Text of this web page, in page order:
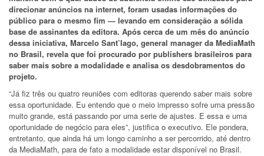
direcionar anúncios na internet, foram usadas informações do
público para o mesmo fim — levando em consideração a sólida
base de assinantes da editora. Após cerca de um mês do anúncio
dessa iniciativa, Marcelo Sant’Iago, general manager da MediaMath
no Brasil, revela que foi procurado por publishers brasileiros para
saber mais sobre a modalidade e analisa os desdobramentos do
projeto.
“Já fiz três ou quatro reuniões com editoras querendo saber mais sobre
essa oportunidade. Eu entendo que o meio impresso sofre uma pressão
muito grande, está passando por uma serie de ajustes. E essa e uma
oportunidade de negócio para eles”, justifica o executivo. Ele pondera,
entretanto, que ainda há um longo caminho a ser percorrido, até dentro
da MediaMath, para de fato a modalidade estar disponível no Brasil.